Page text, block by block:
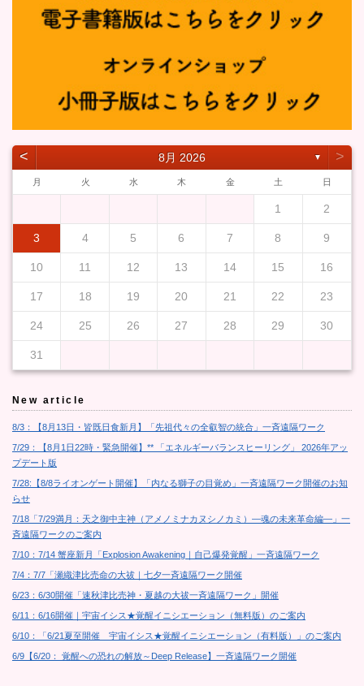
˂ 8月 2026 ▼ ˃
月 火 水 木 金 土 日
1 2
3 4 5 6 7 8 9
10 11 12 13 14 15 16
17 18 19 20 21 22 23
24 25 26 27 28 29 30
31
New article
8/3：【8月13日・皆既日食新月】「先祖代々の全叡智の統合」一斉遠隔ワーク
7/29：【8月1日22時・緊急開催】** 「エネルギーバランスヒーリング」 2026年アッ
プデート版
7/28:【8/8ライオンゲート開催】「内なる獅子の目覚め」一斉遠隔ワーク開催のお知
らせ
7/18「7/29満月：天之御中主神（アメノミナカヌシノカミ）―魂の未来革命編―」一
斉遠隔ワークのご案内
7/10：7/14 蟹座新月「Explosion Awakening｜自己爆発覚醒」一斉遠隔ワーク
7/4：7/7「瀬織津比売命の大祓｜七夕一斉遠隔ワーク開催
6/23：6/30開催「速秋津比売神・夏越の大祓一斉遠隔ワーク」開催
6/11：6/16開催｜宇宙イシス★覚醒イニシエーション（無料版）のご案内
6/10：「6/21夏至開催 宇宙イシス★覚醒イニシエーション（有料版）」のご案内
6/9【6/20： 覚醒への恐れの解放～Deep Release】一斉遠隔ワーク開催